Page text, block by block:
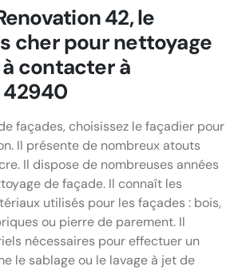
42, le
cher pour nettoyage
contacter à
façades, choisissez le façadier pour
Il présente de nombreux atouts
Il dispose de nombreuses années
de façade. Il connaît les
utilisés pour les façades : bois,
ou pierre de parement. Il
nécessaires pour effectuer un
le sablage ou le lavage à jet de